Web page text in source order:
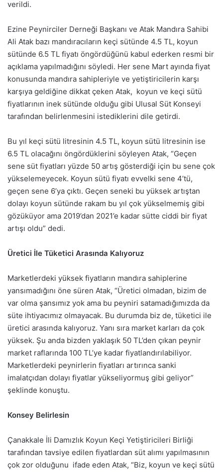
verildi.
Ezine Peynirciler Derneği Başkanı ve Atak Mandıra Sahibi
Ali Atak bazı mandıracıların keçi sütünde 4.5 TL, koyun
sütünde 6.5 TL fiyatı öngördüğünü kabul ederken resmi bir
açıklama yapılmadığını söyledi. Her sene Mart ayında fiyat
konusunda mandıra sahipleriyle ve yetiştiricilerin karşı
karşıya geldiğine dikkat çeken Atak, koyun ve keçi sütü
fiyatlarının inek sütünde olduğu gibi Ulusal Süt Konseyi
tarafından belirlenmesini istediklerini dile getirdi.
Bu yıl keçi sütü litresinin 4.5 TL, koyun sütü litresinin ise
6.5 TL olacağını öngördüklerini söyleyen Atak, “Geçen
sene süt fiyatları yüzde 50 artış gösterdiği için bu sene çok
yükselemeyecek. Koyun sütü fiyatı evvelki sene 4’tü,
geçen sene 6’ya çıktı. Geçen seneki bu yüksek artıştan
dolayı koyun sütünde rakam bu yıl çok yükselmemiş gibi
gözüküyor ama 2019’dan 2021’e kadar sütte ciddi bir fiyat
artışı oldu” dedi.
Üretici İle Tüketici Arasında Kalıyoruz
Marketlerdeki yüksek fiyatların mandıra sahiplerine
yansımadığını öne süren Atak, “Üretici olmadan, bizim de
var olma şansımız yok ama bu peyniri satamadığımızda da
süte ihtiyacımız olmayacak. Bu durumda biz de, tüketici ile
üretici arasında kalıyoruz. Yanı sıra market karları da çok
yüksek. Şu anda bizden yaklaşık 50 TL’den çıkan peynir
market raflarında 100 TL’ye kadar fiyatlandırılabiliyor.
Marketlerdeki peynirlerin fiyatları artırınca sanki
imalatçıdan dolayı fiyatlar yükseliyormuş gibi geliyor”
şeklinde konuştu.
Konsey Belirlesin
Çanakkale İli Damızlık Koyun Keçi Yetiştiricileri Birliği
tarafından tavsiye edilen fiyatlardan süt alımı yapılmasının
çok zor olduğunu ifade eden Atak, “Biz, koyun ve keçi sütü